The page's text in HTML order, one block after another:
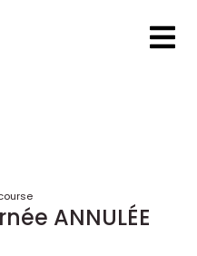
ANNULÉE